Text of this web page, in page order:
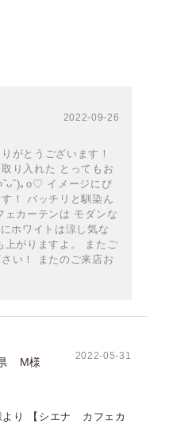
2022-09-26
がとうございます！
り入れた とってもお
｡o♡ イメージにぴ
！ バッチリと馴染ん
ェカーテンは モダンな
ホワイトは涼し気な
上がりますよ。 またご
い！ またのご来店お
M様 2022-05-31
り 【シエナ カフェカ